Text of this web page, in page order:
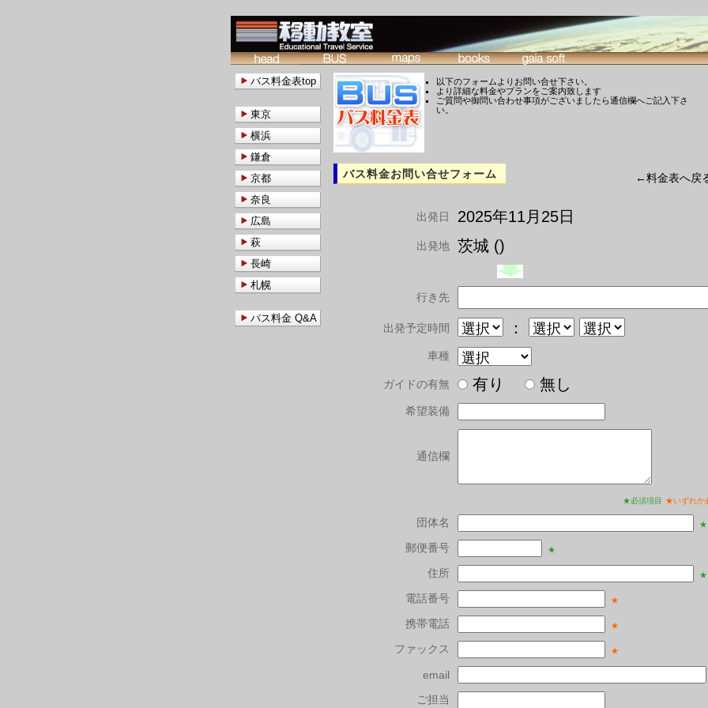
以下のフォームよりお問い合せ下さい。
より詳細な料金やプランをご案内致します
ご質問や御問い合わせ事項がございましたら通信欄へご記入下さ
い。
バス料金お問い合せフォーム ←料金表へ戻
出発日 2025年11月25日
出発地 茨城 ()
行き先
出発予定時間 ：
車種
ガイドの有無 有り 無し
希望装備
通信欄
★必須項目 ★いずれか
団体名 ★
郵便番号 ★
住所 ★
電話番号 ★
携帯電話 ★
ファックス ★
email
ご担当
バス料金表top
東京
横浜
鎌倉
京都
奈良
広島
萩
長崎
札幌
バス料金 Q&A